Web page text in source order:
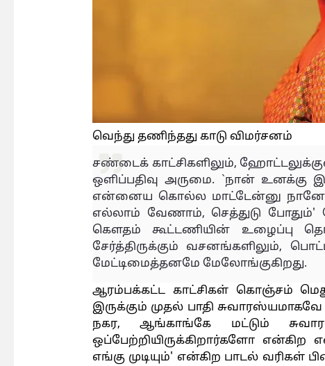
வெந்து தணிந்தது காடு விமர்சனம்
சண்டைக் காட்சிகளிலும், ஹோட்டலுக்குள்
ஒளிப்பதிவு அருமை. `நான்
என்னைய கொல்ல மாட்டேன்னு நானே
எல்லாம் வேணாம், செத்துடு
கௌதம் கூட்டணியின் உழைப்பு
சேர்த்திருக்கும் வசனங்களிலும்,
மேட்டிமைத்தனமே மேலோங்குகிறது.
ஆரம்பக்கட்ட காட்சிகள் கொஞ்சம்
இருக்கும் முதல் பாதி
நகர, ஆங்காங்கே மட்டும்
ஒப்பேற்றியிருக்கிறார்களோ என்கிற
எங்கு முடியும்' என்கிற பாடல் வரிகள்